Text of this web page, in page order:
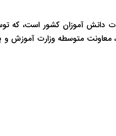
دانش آموزان کشور است، که
معاونت متوسطه وزارت آموزش